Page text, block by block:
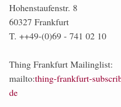
Hohenstaufenstr. 8
60327 Frankfurt
T. ++49-(0)69 - 741 02 10
Thing Frankfurt Mailinglist:
mailto:thing-frankfurt-
de